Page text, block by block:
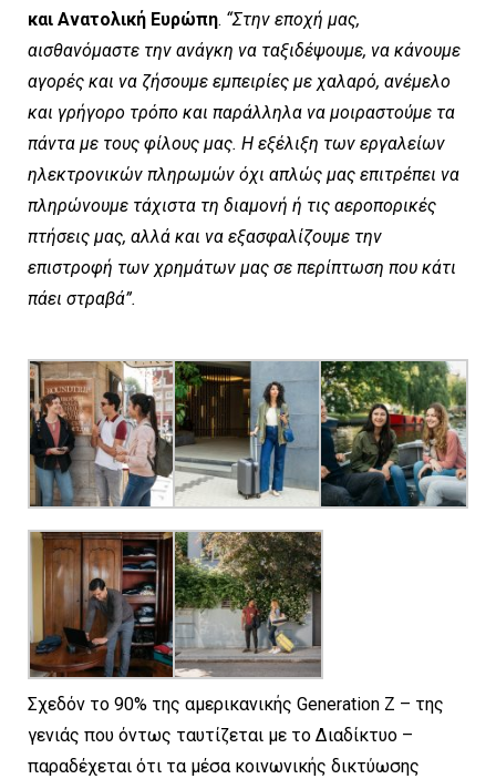
και Ανατολική Ευρώπη. “Στην εποχή μας,
αισθανόμαστε την ανάγκη να ταξιδέψουμε, να κάνουμε
αγορές και να ζήσουμε εμπειρίες με χαλαρό, ανέμελο
και γρήγορο τρόπο και παράλληλα να μοιραστούμε τα
πάντα με τους φίλους μας. Η εξέλιξη των εργαλείων
ηλεκτρονικών πληρωμών όχι απλώς μας επιτρέπει να
πληρώνουμε τάχιστα τη διαμονή ή τις αεροπορικές
πτήσεις μας, αλλά και να εξασφαλίζουμε την
επιστροφή των χρημάτων μας σε περίπτωση που κάτι
πάει στραβά”.
Σχεδόν το 90% της αμερικανικής Generation Z – της
γενιάς που όντως ταυτίζεται με το Διαδίκτυο –
παραδέχεται ότι τα μέσα κοινωνικής δικτύωσης